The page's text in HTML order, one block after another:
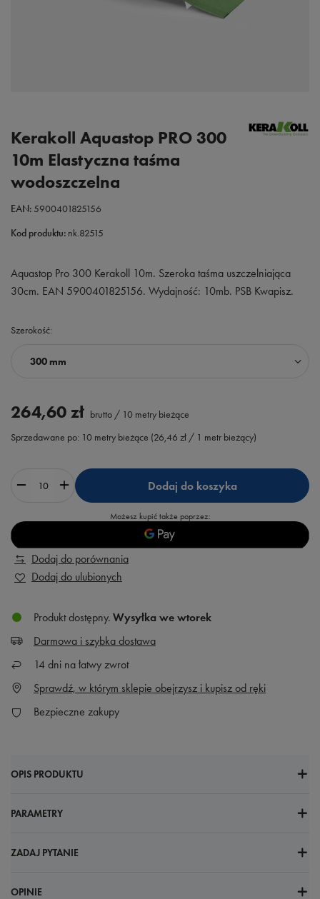
Kerakoll Aquastop PRO 300
10m Elastyczna taśma
wodoszczelna
EAN:5900401825156
Kod produktu: nk.82515
Aquastop Pro 300 Kerakoll 10m. Szeroka taśma uszczelniająca
30cm. EAN 5900401825156. Wydajność: 10mb. PSB Kwapisz.
Szerokość
300 mm
264,60 zł brutto / 10 metry bieżące
Sprzedawane po: 10 metry bieżące (26,46 zł / 1 metr bieżący)
Dodaj do koszyka
Możesz kupić także poprzez:
Dodaj do porównania
Dodaj do ulubionych
Produkt dostępny Wysyłka we wtorek
Darmowa i szybka dostawa
14 dni na łatwy zwrot
Sprawdź, w którym sklepie obejrzysz i kupisz od ręki
Bezpieczne zakupy
OPIS PRODUKTU
PARAMETRY
ZADAJ PYTANIE
OPINIE